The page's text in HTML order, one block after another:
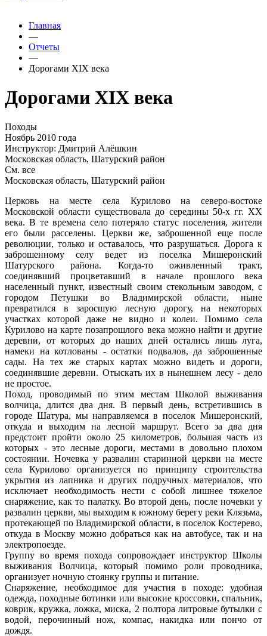
Главная
—
Отчеты
—
Дорогами XIX века
Дорогами XIX века
Походы
Ноябрь 2010 года
Инструктор: Дмитрий Алёшкин
Московская область, Шатурский район
См. все
Московская область, Шатурский район
Церковь на месте села Курилово на северо-востоке
Московской области существовала до середины 50-х гг. XX
века. В те времена село потеряло статус поселения, жители
его были расселены. Церкви же, заброшенной еще после
революции, только и оставалось, что разрушаться. Дорога к
заброшенному селу ведет из поселка Мишеронский
Шатурского района. Когда-то оживленный тракт,
соединявший процветавший в начале прошлого века
населенный пункт, известный своим стекольным заводом, с
городом Петушки во Владимирской области, ныне
превратился в заросшую лесную дорогу, на некоторых
участках которой даже не видно и колеи. Помимо села
Курилово на карте позапрошлого века можно найти и другие
деревни, от которых до наших дней остались лишь луга,
намеки на котлованы - остатки подвалов, да заброшенные
сады. На тех же старых картах можно видеть и дороги,
соединявшие деревни. Отыскать их в нынешнем лесу - дело
не простое.
Поход, проводимый по этим местам Школой выживания
волчица, длится два дня. В первый день, встретившись в
городе Шатура, мы направляемся в поселок Мишеронский,
откуда и выходим на лесной маршрут. Всего за два дня
предстоит пройти около 25 километров, большая часть из
которых - это лесные дороги, местами в довольно плохом
состоянии. Ночевка у развалин старинной церкви на месте
села Курилово организуется по принципу строительства
укрытия из лапника и других подручных материалов, что
исключает необходимость нести с собой лишнее тяжелое
снаряжение, как то палатку. Во второй день, после ночевки у
развалин церкви, мы выходим к южному берегу реки Клязьма,
протекающей по Владимирской области, в поселок Костерево,
откуда в Москву можно добраться как на автобусе, так и на
электропоезде.
Группу во время похода сопровождает инструктор Школы
выживания Волчица, который помимо роли проводника,
организует ночную стоянку группы и питание.
Снаряжение, необходимое для участия в походе: удобная
одежда, походные ботинки или высокие кроссовки, спальник,
коврик, кружка, ложка, миска, 2 полтора литровые бутылки с
водой, перочинный нож, компас, накидка или пончо от
дождя.